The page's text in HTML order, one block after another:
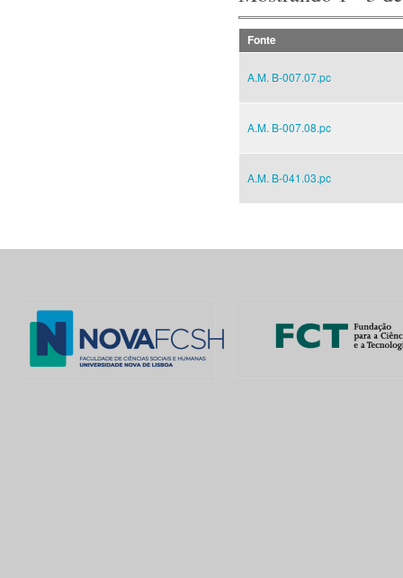
Fonte
A.M. B-007.07.pc
A.M. B-007.08.pc
A.M. B-041.03.pc